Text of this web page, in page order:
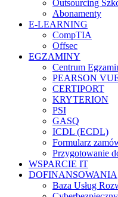
Outsourcing
Abonamenty
E-LEARNING
CompTIA
Offsec
EGZAMINY
Centrum
PEARSON
CERTIPORT
KRYTERION
PSI
GASQ
ICDL (ECDL)
Formularz
Przygotowanie
WSPARCIE IT
DOFINANSOWANIA
Baza Usług